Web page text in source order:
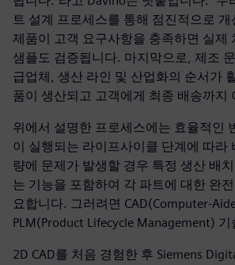
트 설계 프로세스를 통해 점진적으로
제품이 고객 요구사항을 충족하면 실제
샘플도 검증됩니다. 마지막으로, 제조
급업체, 생산 라인 및 산업화의 순서가
품이 생산되고 고객에게 최종 배송까지
위에서 설명한 프로세스에는 효율적인
이 실행되는 라이프사이클 단계에 따라
량에 문제가 발생할 경우 특정 생산 배
는 기능을 포함하여 각 파트에 대한 완
요합니다. 그러려면 CAD(Computer-
PLM(Product Lifecycle Management)
2D CAD를 처음 경험한 후 Siemens